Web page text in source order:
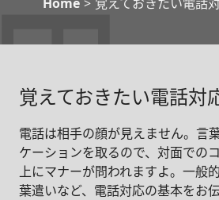
覚えておきたい電話対
覚えておきたい電話対
電話は相手の顔が見えません。言
ケーションを取るので、対面での
上にマナーが問われますよ。一般
葉遣いなど、電話対応の基本をお